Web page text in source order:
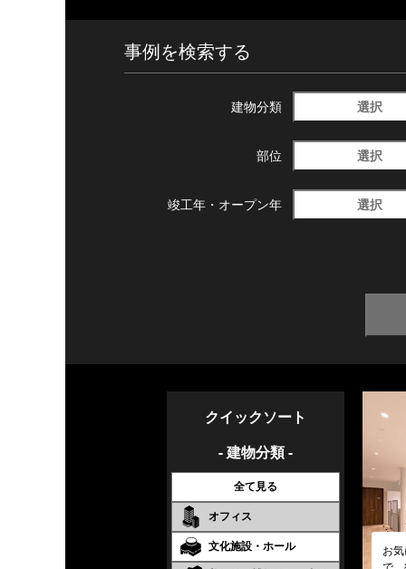
事例を検索する
建物分類 選択
部位 選択
竣工年・ オープン年 選択
クイックソート
- 建物分類 -
全て見る
オフィス
文化施設・ホール
お